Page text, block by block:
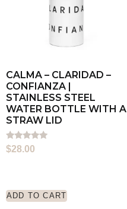
CALMA – CLARIDAD –
CONFIANZA |
STAINLESS STEEL
WATER BOTTLE WITH A
STRAW LID
Rated
5.00
$28.00
ADD TO CART